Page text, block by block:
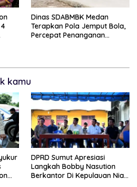
Dinas SDABMBK Medan
Terapkan Pola Jemput Bola,
Percepat Penanganan
kamu
DPRD Sumut Apresiasi
Langkah Bobby Nasution
Berkantor Di Kepulauan Nias,